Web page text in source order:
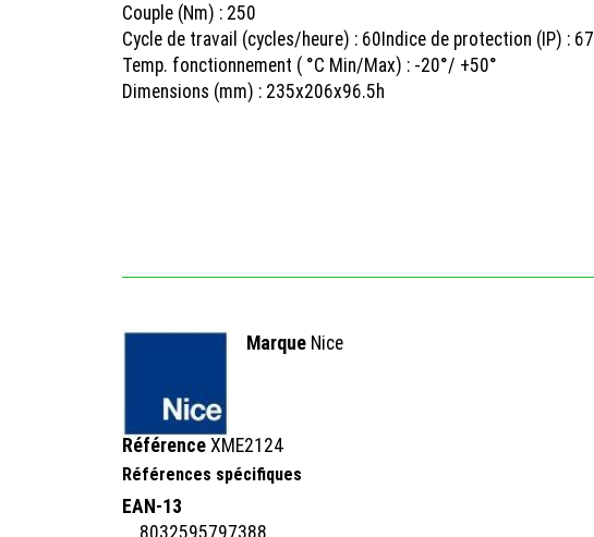
Couple (Nm) : 250
Cycle de travail (cycles/heure) : 60 Indice de protection (IP) : 67
Temp. fonctionnement ( °C Min/Max) : -20°/ +50°
Dimensions (mm) : 235x206x96.5h
Marque Nice
Référence XME2124
Références spécifiques
EAN-13
8032595797388